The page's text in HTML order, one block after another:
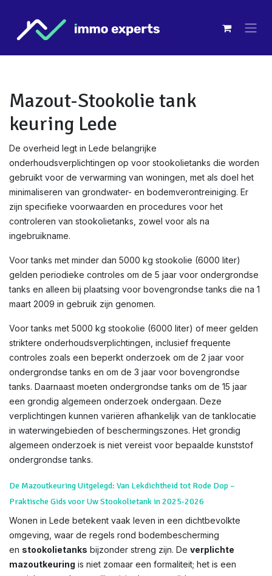
Mazout-Stookolie tank
keuring Lede
De overheid legt in Lede belangrijke
onderhoudsverplichtingen op voor stookolietanks die worden
gebruikt voor de verwarming van woningen, met als doel het
minimaliseren van grondwater- en bodemverontreiniging. Er
zijn specifieke voorwaarden en procedures voor het
controleren van stookolietanks, zowel voor als na
ingebruikname.
Voor tanks met minder dan 5000 kg stookolie (6000 liter)
gelden periodieke controles om de 5 jaar voor ondergrondse
tanks en alleen bij plaatsing voor bovengrondse tanks die na 1
maart 2009 in gebruik zijn genomen.
Voor tanks met 5000 kg stookolie (6000 liter) of meer gelden
striktere onderhoudsverplichtingen, inclusief frequente
controles zoals een beperkt onderzoek om de 2 jaar voor
ondergrondse tanks en om de 3 jaar voor bovengrondse
tanks. Daarnaast moeten ondergrondse tanks om de 15 jaar
een grondig algemeen onderzoek ondergaan. Deze
verplichtingen kunnen variëren afhankelijk van de tanklocatie
in waterwingebieden of beschermingszones. Het grondig
algemeen onderzoek is niet vereist voor bepaalde kunststof
ondergrondse tanks.
De Mazoutkeuring Uitgelegd: Van Lekdichtheid tot Rode Dop –
Praktische Gids voor Uw Stookolietank in 2025-2026
Wonen in Lede betekent vaak leven in een dichtbevolkte
omgeving, waar de regels rond bodembescherming
en stookolietanks bijzonder streng zijn. De verplichte
mazoutkeuring is niet zomaar een formaliteit; het is een